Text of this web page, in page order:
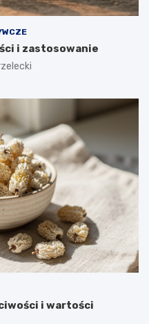
i zastosowanie
i wartości